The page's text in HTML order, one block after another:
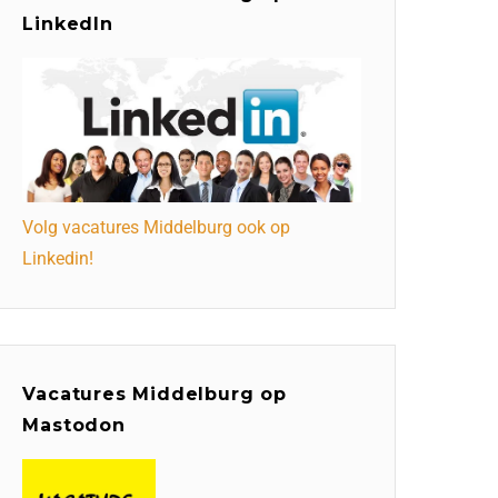
LinkedIn
Volg vacatures Middelburg ook op
Linkedin!
Vacatures Middelburg op
Mastodon